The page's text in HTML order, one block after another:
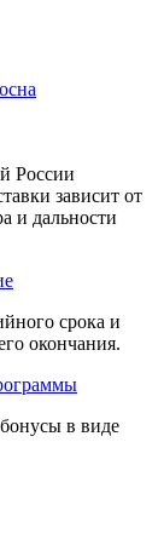
России
зависит от
и дальности
срока и
окончания.
в виде